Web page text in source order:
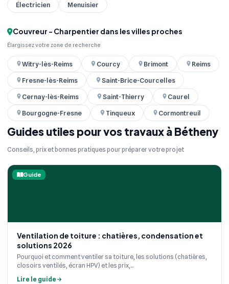
Électricien
Menuisier
Couvreur - Charpentier dans les villes proches
Élargissez votre zone de recherche
Witry-lès-Reims Courcy Brimont
Reims
Fresne-lès-Reims
Saint-Brice-Courcelles
Cernay-lès-Reims
Saint-Thierry
Caurel
Bourgogne-Fresne
Tinqueux Cormontreuil
Guides utiles pour vos travaux à Bétheny
Conseils, prix et bonnes pratiques pour préparer votre projet
Guide
Ventilation de toiture : chatières, condensation et
solutions 2026
Pourquoi et comment ventiler sa toiture, les solutions (chatières,
closoirs ventilés, écran HPV) et les prix,...
Lire le guide